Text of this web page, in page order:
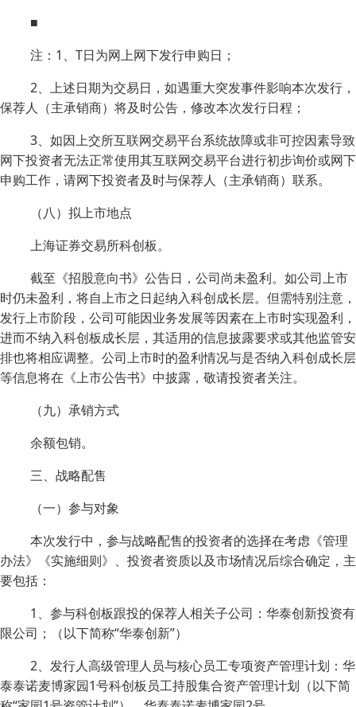
■
注：1、T日为网上网下发行申购日；
2、上述日期为交易日，如遇重大突发事件影响本次发行，
保荐人（主承销商）将及时公告，修改本次发行日程；
3、如因上交所互联网交易平台系统故障或非可控因素导致
网下投资者无法正常使用其互联网交易平台进行初步询价或网下
申购工作，请网下投资者及时与保荐人（主承销商）联系。
（八）拟上市地点
上海证券交易所科创板。
截至《招股意向书》公告日，公司尚未盈利。如公司上市
时仍未盈利，将自上市之日起纳入科创成长层。但需特别注意，
发行上市阶段，公司可能因业务发展等因素在上市时实现盈利，
进而不纳入科创板成长层，其适用的信息披露要求或其他监管安
排也将相应调整。公司上市时的盈利情况与是否纳入科创成长层
等信息将在《上市公告书》中披露，敬请投资者关注。
（九）承销方式
余额包销。
三、战略配售
（一）参与对象
本次发行中，参与战略配售的投资者的选择在考虑《管理
办法》《实施细则》、投资者资质以及市场情况后综合确定，主
要包括：
1、参与科创板跟投的保荐人相关子公司：华泰创新投资有
限公司；（以下简称“华泰创新”）
2、发行人高级管理人员与核心员工专项资产管理计划：华
泰泰诺麦博家园1号科创板员工持股集合资产管理计划（以下简